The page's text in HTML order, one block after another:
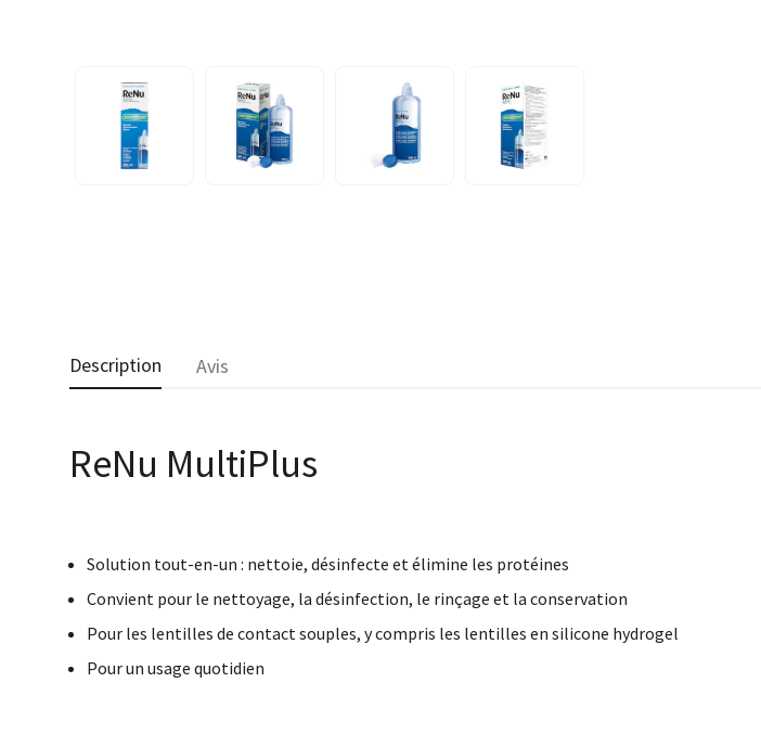
Description
ReNu MultiPlus
Solution tout-en-un : nettoie, désinfecte et élimine les protéines
Convient pour le nettoyage, la désinfection, le rinçage et la conservation
Pour les lentilles de contact souples, y compris les lentilles en silicone hydrogel
Pour un usage quotidien
Avis